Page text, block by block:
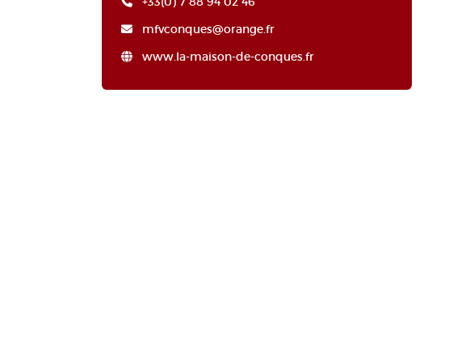
mfvconques@orange.fr
www.la-maison-de-conques.fr